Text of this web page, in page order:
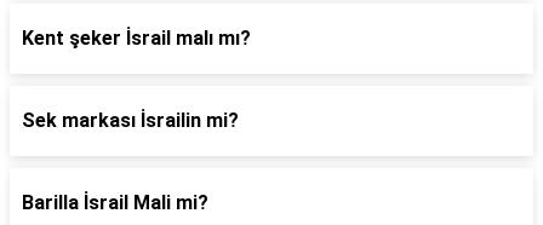
Kent şeker İsrail malı mı?
Sek markası İsrailin mi?
Barilla İsrail Mali mi?